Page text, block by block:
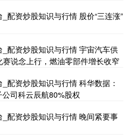
配资炒股知识与行情 股价“三连涨”
配资炒股知识与行情 宇宙汽车供
说念上行，燃油零部件增长收窄
配资炒股知识与行情 科华数据：
司科云辰航80%股权
配资炒股知识与行情 晚间紧要事